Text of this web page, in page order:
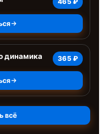
динамика 365 ₽
всё